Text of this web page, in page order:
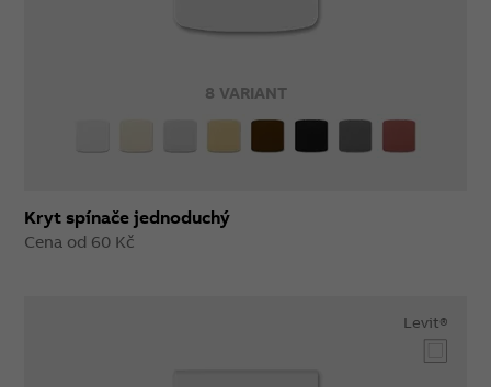
8 VARIANT
Kryt spínače jednoduchý
Cena od 60 Kč
Levit®